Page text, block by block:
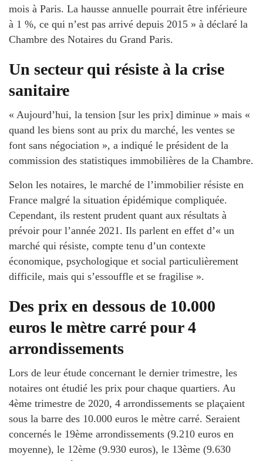
mois à Paris. La hausse annuelle pourrait être inférieure
à 1 %, ce qui n’est pas arrivé depuis 2015 » à déclaré la
Chambre des Notaires du Grand Paris.
Un secteur qui résiste à la crise
sanitaire
« Aujourd’hui, la tension [sur les prix] diminue » mais «
quand les biens sont au prix du marché, les ventes se
font sans négociation », a indiqué le président de la
commission des statistiques immobilières de la Chambre.
Selon les notaires, le marché de l’immobilier résiste en
France malgré la situation épidémique compliquée.
Cependant, ils restent prudent quant aux résultats à
prévoir pour l’année 2021. Ils parlent en effet d’« un
marché qui résiste, compte tenu d’un contexte
économique, psychologique et social particulièrement
difficile, mais qui s’essouffle et se fragilise ».
Des prix en dessous de 10.000
euros le mètre carré pour 4
arrondissements
Lors de leur étude concernant le dernier trimestre, les
notaires ont étudié les prix pour chaque quartiers. Au
4ème trimestre de 2020, 4 arrondissements se plaçaient
sous la barre des 10.000 euros le mètre carré. Seraient
concernés le 19ème arrondissements (9.210 euros en
moyenne), le 12ème (9.930 euros), le 13ème (9.630